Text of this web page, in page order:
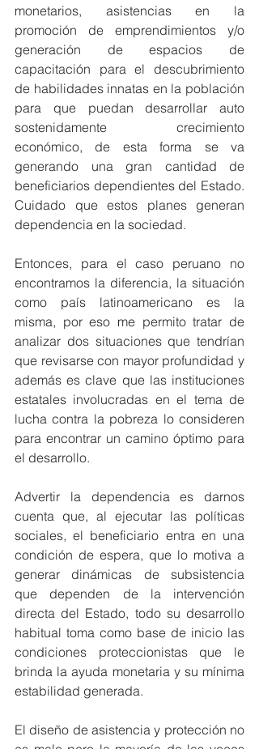
monetarios, asistencias en la
promoción de emprendimientos y/o
generación de espacios de
capacitación para el descubrimiento
de habilidades innatas en la población
para que puedan desarrollar auto
sostenidamente crecimiento
económico, de esta forma se va
generando una gran cantidad de
beneficiarios dependientes del Estado.
Cuidado que estos planes generan
dependencia en la sociedad.
Entonces, para el caso peruano no
encontramos la diferencia, la situación
como país latinoamericano es la
misma, por eso me permito tratar de
analizar dos situaciones que tendrían
que revisarse con mayor profundidad y
además es clave que las instituciones
estatales involucradas en el tema de
lucha contra la pobreza lo consideren
para encontrar un camino óptimo para
el desarrollo.
Advertir la dependencia es darnos
cuenta que, al ejecutar las políticas
sociales, el beneficiario entra en una
condición de espera, que lo motiva a
generar dinámicas de subsistencia
que dependen de la intervención
directa del Estado, todo su desarrollo
habitual toma como base de inicio las
condiciones proteccionistas que le
brinda la ayuda monetaria y su mínima
estabilidad generada.
El diseño de asistencia y protección no